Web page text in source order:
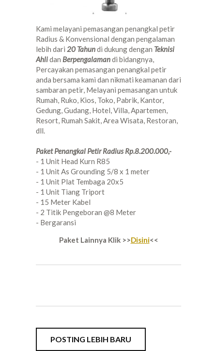
Kami melayani pemasangan penangkal petir
Radius & Konvensional dengan pengalaman
lebih dari 20 Tahundi dukung dengan Teknisi
Ahlidan Berpengalamandi bidangnya,
Percayakan pemasangan penangkal petir
anda bersama kami dan nikmati keamanan dari
sambaran petir, Melayani pemasangan untuk
Rumah, Ruko, Kios, Toko, Pabrik, Kantor,
Gedung, Gudang, Hotel, Villa, Apartemen,
Resort, Rumah Sakit, Area Wisata, Restoran,
dll.
Paket Penangkal Petir Radius Rp.8.200.000,-
- 1 Unit Head Kurn R85
- 1 Unit As Grounding 5/8 x 1 meter
- 1 Unit Plat Tembaga 20x5
- 1 Unit Tiang Triport
- 15 Meter Kabel
- 2 Titik Pengeboran @8 Meter
- Bergaransi
Paket Lainnya Klik >>Disini<<
POSTING LEBIH BARU